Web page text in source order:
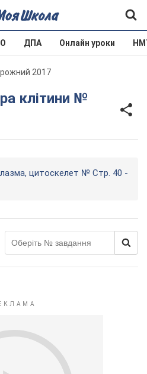
ДПА Онлайн уроки
2017
цитоскелет № Стр. 40 -